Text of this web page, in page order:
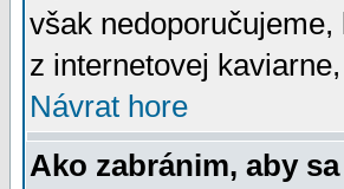
však
z internetovej
Návrat hore
Ako zabránim, aby